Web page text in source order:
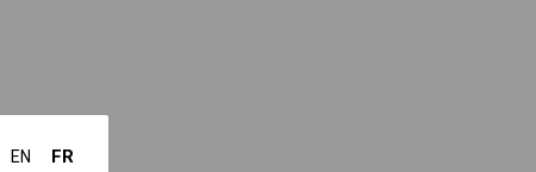
grâce à la membrane dryplexx
patte
toutes deux avec un zip
à encliqueter sur la veste
EN FR